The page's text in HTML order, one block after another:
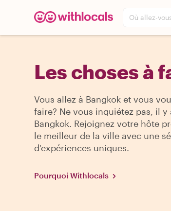
Où allez-
Les choses à
Vous allez à Bangkok et vous
faire? Ne vous inquiétez pas, il y
Bangkok. Rejoignez votre hôte
le meilleur de la ville avec une
d'expériences uniques.
Pourquoi Withlocals